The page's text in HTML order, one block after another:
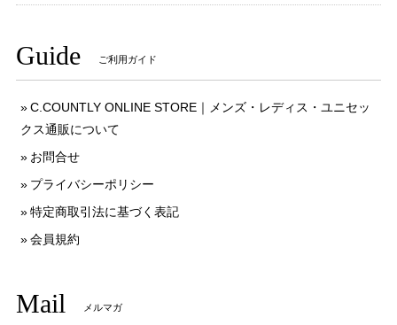
Guide ご利用ガイド
C.COUNTLY ONLINE STORE｜メンズ・レディス・ユニセッ
クス通販について
お問合せ
プライバシーポリシー
特定商取引法に基づく表記
会員規約
Mail メルマガ